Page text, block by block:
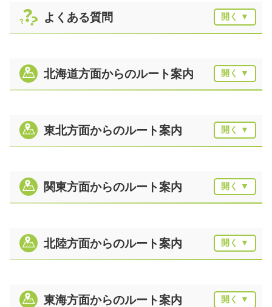
よくある質問
北海道方面からのルート案内
東北方面からのルート案内
関東方面からのルート案内
北陸方面からのルート案内
東海方面からのルート案内